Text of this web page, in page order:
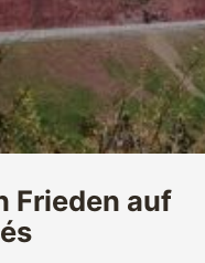
Frieden auf